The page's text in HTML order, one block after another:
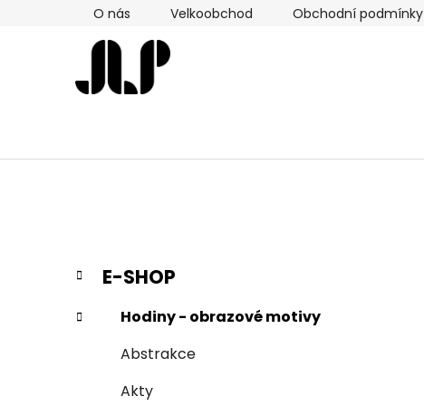
O nás Velkoobchod Obchodní podmínky
P
s
Přeskočit
kategorie
K
a
t
e
E-SHOP
Hodiny - obrazové motivy
Abstrakce
Akty